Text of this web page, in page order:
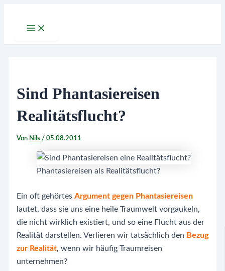
Main
Sind Phantasiereisen
Realitätsflucht?
Von Nils / 05.08.2011
Phantasiereisen als Realitätsflucht?
Ein oft gehörtes Argument gegen Phantasiereisen
lautet, dass sie uns eine heile Traumwelt vorgaukeln,
die nicht wirklich existiert, und so eine Flucht aus der
Realität darstellen. Verlieren wir tatsächlich den Bezug
zur Realität, wenn wir häufig Traumreisen
unternehmen?